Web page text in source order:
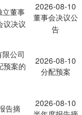
立董事
议决议
2026-08-10
董事会决议公
告
公司
预案的
2026-08-10
分配预案
告摘
2026-08-10